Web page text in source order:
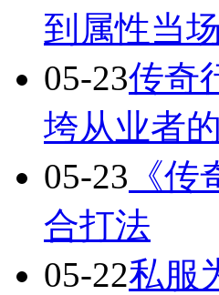
到属性当
05-23传奇
垮从业者
05-23 《
合打法
05-22私服